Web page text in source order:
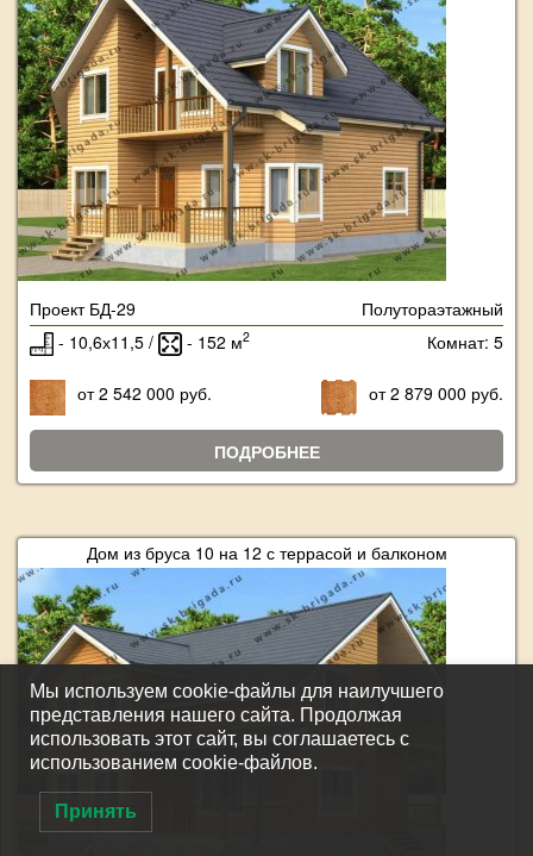
Проект БД-29
Полутораэтажный
- 10,6х11,5 /
- 152 м2 Комнат: 5
от 2 542 000 руб. от 2 879 000 руб.
ПОДРОБНЕЕ
Дом из бруса 10 на 12 с террасой и балконом
Мы используем cookie-файлы для наилучшего
представления нашего сайта. Продолжая
использовать этот сайт, вы соглашаетесь с
использованием cookie-файлов.
Принять